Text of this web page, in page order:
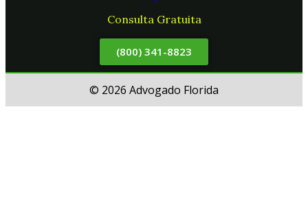
Consulta Gratuita
(800) 341-8823
© 2026 Advogado Florida